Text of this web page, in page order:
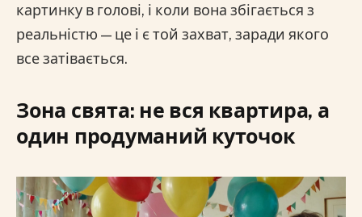
картинку в голові, і коли вона збігається з
реальністю — це і є той захват, заради якого
все затівається.
Зона свята: не вся квартира, а
один продуманий куточок